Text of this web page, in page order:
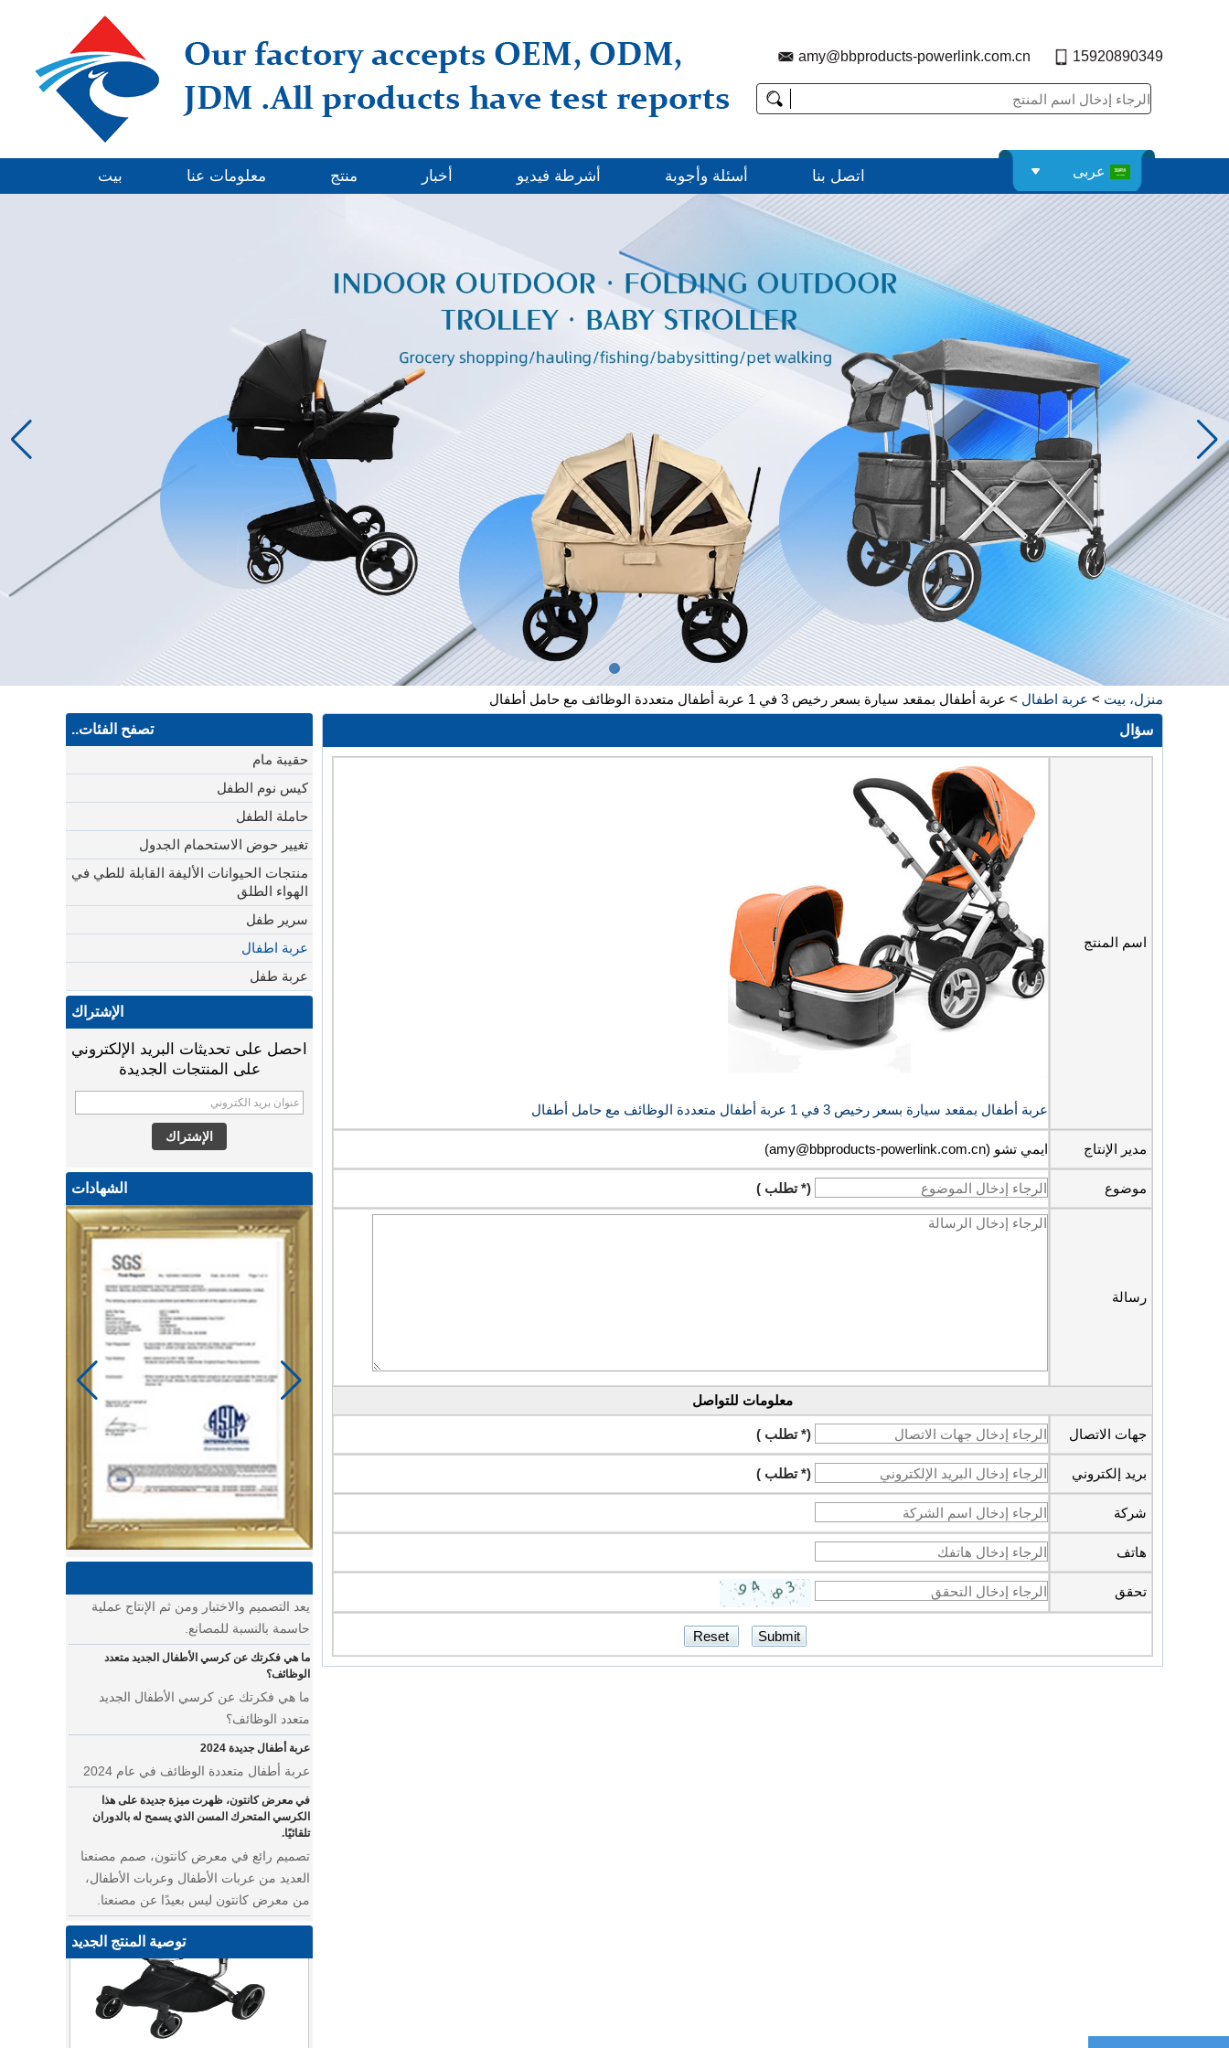
15920890349
amy@bbproducts-powerlink.com.cn
بيت معلومات عنا منتج أخبار أشرطة فيديو أسئلة وأجوبة اتصل بنا عربى
منزل، بيت > عربة اطفال > عربة أطفال بمقعد سيارة بسعر رخيص 3 في 1 عربة أطفال متعددة الوظائف مع حامل أطفال
تصفح الفئات..
حقيبة مام
كيس نوم الطفل
حاملة الطفل
تغيير حوض الاستحمام الجدول
منتجات الحيوانات الأليفة القابلة للطي في
الهواء الطلق
سرير طفل
عربة اطفال
عربة طفل
الإشتراك
احصل على تحديثات البريد الإلكتروني
على المنتجات الجديدة
الشهادات
يوم الخياط في مصنع باور لينك لمنتجات الأطفال
استخدام ماكينة الخياطة وغيرها من الأدوات
لصنع سلع رائعة للأطفال.
يوم في ورشة عمل تجميع عربة الأطفال
يوم في ورشة عمل تجميع عربة الأطفال
فكرتنا
حاسمة بالنسبة للمصانع.
ما هي فكرتك عن كرسي الأطفال الجديد متعدد
الوظائف؟
ما هي فكرتك عن كرسي الأطفال الجديد
متعدد الوظائف؟
عربة أطفال جديدة 2024
عربة أطفال متعددة الوظائف في عام 2024
في معرض كانتون، ظهرت ميزة جديدة على هذا
الكرسي المتحرك المسن الذي يسمح له بالدوران
تلقائيًا.
تصميم رائع في معرض كانتون، صمم مصنعنا
العديد من عربات الأطفال وعربات الأطفال،
من معرض كانتون ليس بعيدًا عن مصنعنا.
أين يمكننا أن نذهب بأوشحة الأطفال على ظهورنا؟
عربة أطفال متعددة الوظائف للتوأم
• نقدم لك أحدث تصميماتنا - عربة أطفال
متعددة الوظائف تتميز بالأناقة والروعة. تتميز
عربة الحيوانات الأليفة هذه بمساحة مدمجة
كبيرة لصديقك ذو الفراء، مما يوفر له رحلة
توصية المنتج الجديد
سؤال
اسم المنتج
عربة أطفال بمقعد سيارة بسعر رخيص 3 في 1 عربة أطفال متعددة الوظائف مع حامل أطفال
مدير الإنتاج ايمي تشو (amy@bbproducts-powerlink.com.cn)
موضوع (* تطلب )
رسالة
معلومات للتواصل
جهات الاتصال (* تطلب )
بريد إلكتروني (* تطلب )
شركة
هاتف
تحقق